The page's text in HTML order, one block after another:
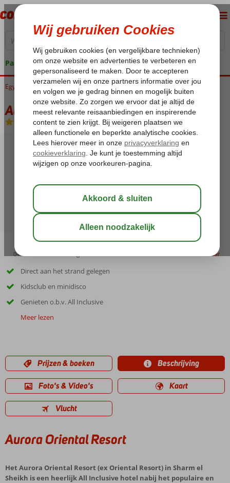
Pakketgarantie
Home
Egypte Rode Zee Sharm el Sheikh Nabq Bay Aurora Oriental Resort
Aurora Oriental Resort
All Inclusive-Hotel
04:45 bewaar
Direct aan het strand gelegen
Kidsclub en minidisco
Genieten o.b.v. All Inclusive
Meer lezen
Prijzen & boeken Beschrijving
Foto's & Video's Kaart
Vlucht
Aurora Oriental Resort
Het Aurora Oriental Resort (ex Oriental Resort) in Sharm el
Sheikh is een heerlijk All Inclusive hotel nabij het populaire en